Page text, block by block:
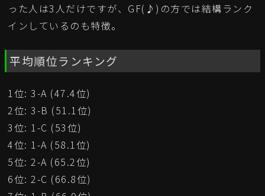
った人は3人だけですが、GF(♪)の方では結構ランク
インしているのも特徴。
平均順位ランキング
1位: 3-A (47.4位)
2位: 3-B (51.1位)
3位: 1-C (53位)
4位: 1-A (58.1位)
5位: 2-A (65.2位)
6位: 2-C (66.8位)